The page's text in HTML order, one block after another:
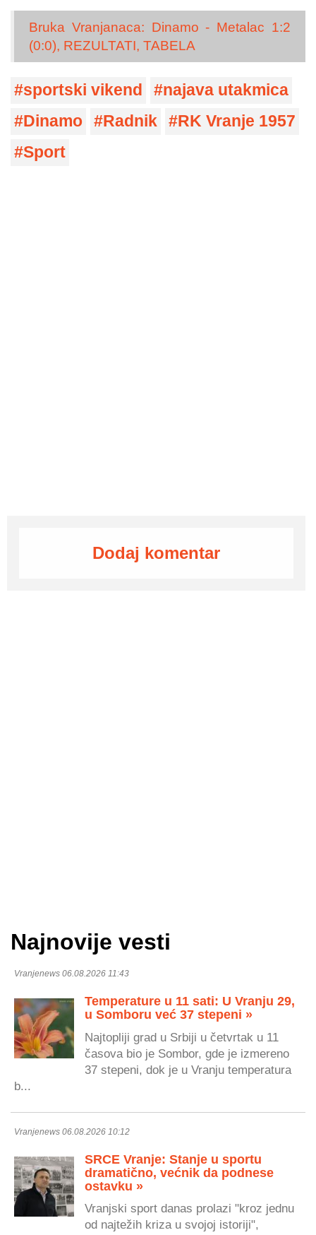
Bruka Vranjanaca: Dinamo - Metalac 1:2
(0:0), REZULTATI, TABELA
sportski vikend
najava utakmica
Dinamo
Radnik
RK Vranje 1957
Sport
Dodaj komentar
Najnovije vesti
Vranjenews 06.08.2026 11:43
Temperature u 11 sati: U Vranju 29,
u Somboru već 37 stepeni »
Najtopliji grad u Srbiji u četvrtak u 11
časova bio je Sombor, gde je izmereno
37 stepeni, dok je u Vranju temperatura
b...
Vranjenews 06.08.2026 10:12
SRCE Vranje: Stanje u sportu
dramatično, većnik da podnese
ostavku »
Vranjski sport danas prolazi "kroz jednu
od najtežih kriza u svojoj istoriji",